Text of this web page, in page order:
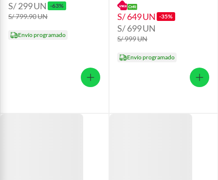
S/ 299UN -63%
S/ 799.90UN
Envío programado
S/ 649UN -35%
S/ 699UN
S/ 999UN
Envío programado